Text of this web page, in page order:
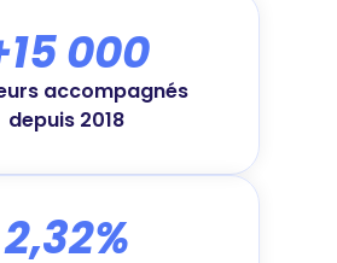
000
accompagnés
depuis 2018
2,32%